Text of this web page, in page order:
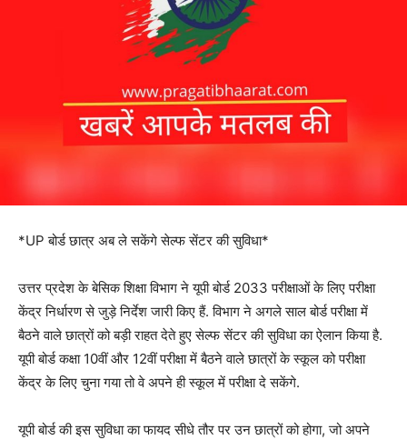
*UP बोर्ड छात्र अब ले सकेंगे सेल्फ सेंटर की सुविधा*
उत्तर प्रदेश के बेसिक शिक्षा विभाग ने यूपी बोर्ड 2033 परीक्षाओं के लिए परीक्षा
केंद्र निर्धारण से जुड़े निर्देश जारी किए हैं. विभाग ने अगले साल बोर्ड परीक्षा में
बैठने वाले छात्रों को बड़ी राहत देते हुए सेल्फ सेंटर की सुविधा का ऐलान किया है.
यूपी बोर्ड कक्षा 10वीं और 12वीं परीक्षा में बैठने वाले छात्रों के स्कूल को परीक्षा
केंद्र के लिए चुना गया तो वे अपने ही स्कूल में परीक्षा दे सकेंगे.
यूपी बोर्ड की इस सुविधा का फायद सीधे तौर पर उन छात्रों को होगा, जो अपने